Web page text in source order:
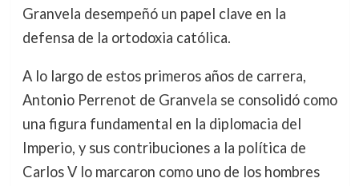
Granvela desempeñó un papel clave en la
defensa de la ortodoxia católica.
A lo largo de estos primeros años de carrera,
Antonio Perrenot de Granvela se consolidó como
una figura fundamental en la diplomacia del
Imperio, y sus contribuciones a la política de
Carlos V lo marcaron como uno de los hombres